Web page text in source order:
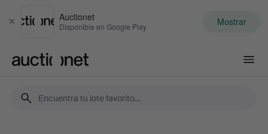
Cerrar
Auctionet
Disponible en Google Play Mostrar